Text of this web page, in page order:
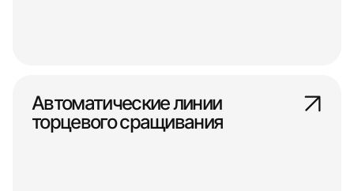
Автоматические линии
торцевого сращивания